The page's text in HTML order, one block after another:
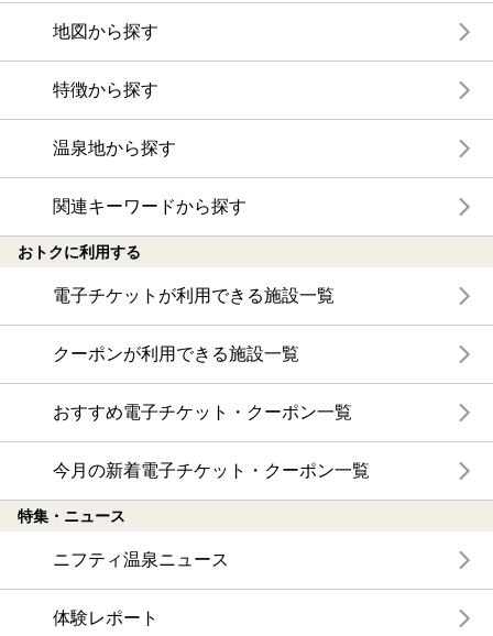
地図から探す
特徴から探す
温泉地から探す
関連キーワードから探す
おトクに利用する
電子チケットが利用できる施設一覧
クーポンが利用できる施設一覧
おすすめ電子チケット・クーポン一覧
今月の新着電子チケット・クーポン一覧
特集・ニュース
ニフティ温泉ニュース
体験レポート